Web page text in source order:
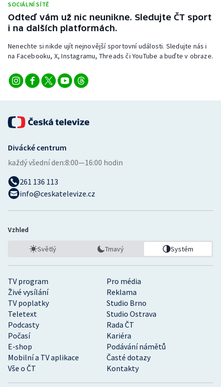
SOCIÁLNÍ SÍTĚ
Odteď vám už nic neunikne. Sledujte ČT sport
i na dalších platformách.
Nenechte si nikde ujít nejnovější sportovní události. Sledujte nás i
na Facebooku, X, Instagramu, Threads či YouTube a buďte v obraze.
TV program
Pro média
Živé vysílání
Reklama
TV poplatky
Studio Brno
Teletext
Studio Ostrava
Podcasty
Rada ČT
Počasí
Kariéra
E-shop
Podávání námětů
Mobilní a TV aplikace
Časté dotazy
Vše o ČT
Kontakty
Divácké centrum
každý všední den:8:00—16:00 hodin
261 136 113
info@ceskatelevize.cz
Vzhled
Světlý Tmavý Systém